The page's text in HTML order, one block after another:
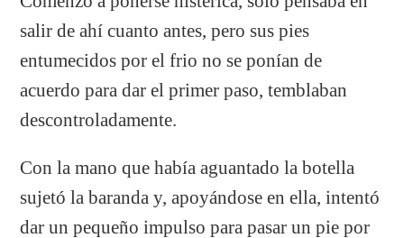
salir de ahí cuanto antes, pero sus pies
entumecidos por el frio no se ponían de
acuerdo para dar el primer paso, temblaban
descontroladamente.
Con la mano que había aguantado la botella
sujetó la baranda y, apoyándose en ella, intentó
dar un pequeño impulso para pasar un pie por